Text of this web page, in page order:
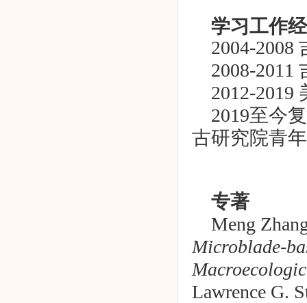
学习工作
2004-2008
2008-2011
2012-2019
2019至今
古研究院青
专著
Meng
Microblade-
Lawrence G.